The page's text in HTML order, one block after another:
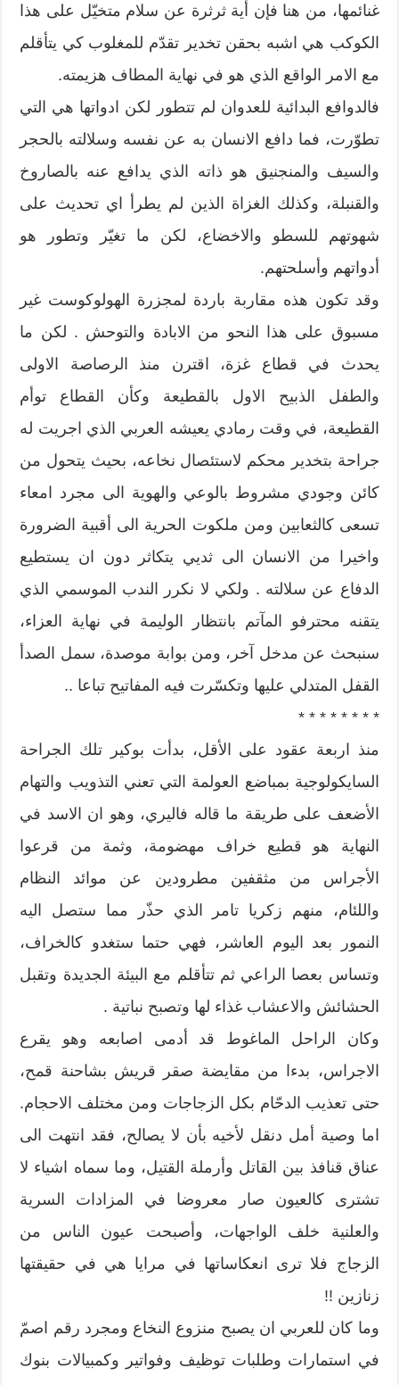
غنائمها، من هنا فإن أية ثرثرة عن سلام متخيّل على هذا
الكوكب هي اشبه بحقن تخدير تقدّم للمغلوب كي يتأقلم
مع الامر الواقع الذي هو في نهاية المطاف هزيمته.
فالدوافع البدائية للعدوان لم تتطور لكن ادواتها هي التي
تطوّرت، فما دافع الانسان به عن نفسه وسلالته بالحجر
والسيف والمنجنيق هو ذاته الذي يدافع عنه بالصاروخ
والقنبلة، وكذلك الغزاة الذين لم يطرأ اي تحديث على
شهوتهم للسطو والاخضاع، لكن ما تغيّر وتطور هو
أدواتهم وأسلحتهم.
وقد تكون هذه مقاربة باردة لمجزرة الهولوكوست غير
مسبوق على هذا النحو من الابادة والتوحش . لكن ما
يحدث في قطاع غزة، اقترن منذ الرصاصة الاولى
والطفل الذبيح الاول بالقطيعة وكأن القطاع توأم
القطيعة، في وقت رمادي يعيشه العربي الذي اجريت له
جراحة بتخدير محكم لاستئصال نخاعه، بحيث يتحول من
كائن وجودي مشروط بالوعي والهوية الى مجرد امعاء
تسعى كالثعابين ومن ملكوت الحرية الى أقبية الضرورة
واخيرا من الانسان الى ثديي يتكاثر دون ان يستطيع
الدفاع عن سلالته . ولكي لا نكرر الندب الموسمي الذي
يتقنه محترفو المآتم بانتظار الوليمة في نهاية العزاء،
سنبحث عن مدخل آخر، ومن بوابة موصدة، سمل الصدأ
القفل المتدلي عليها وتكسّرت فيه المفاتيح تباعا ..
* * * * * * * *
منذ اربعة عقود على الأقل، بدأت بوكير تلك الجراحة
السايكولوجية بمباضع العولمة التي تعني التذويب والتهام
الأضعف على طريقة ما قاله فاليري، وهو ان الاسد في
النهاية هو قطيع خراف مهضومة، وثمة من قرعوا
الأجراس من مثقفين مطرودين عن موائد النظام
واللئام، منهم زكريا تامر الذي حذّر مما ستصل اليه
النمور بعد اليوم العاشر، فهي حتما ستغدو كالخراف،
وتساس بعصا الراعي ثم تتأقلم مع البيئة الجديدة وتقبل
الحشائش والاعشاب غذاء لها وتصبح نباتية .
وكان الراحل الماغوط قد أدمى اصابعه وهو يقرع
الاجراس، بدءا من مقايضة صقر قريش بشاحنة قمح،
حتى تعذيب الدحّام بكل الزجاجات ومن مختلف الاحجام.
اما وصية أمل دنقل لأخيه بأن لا يصالح، فقد انتهت الى
عناق قنافذ بين القاتل وأرملة القتيل، وما سماه اشياء لا
تشترى كالعيون صار معروضا في المزادات السرية
والعلنية خلف الواجهات، وأصبحت عيون الناس من
الزجاج فلا ترى انعكاساتها في مرايا هي في حقيقتها
زنازين !!
وما كان للعربي ان يصبح منزوع النخاع ومجرد رقم اصمّ
في استمارات وطلبات توظيف وفواتير وكمبيالات بنوك